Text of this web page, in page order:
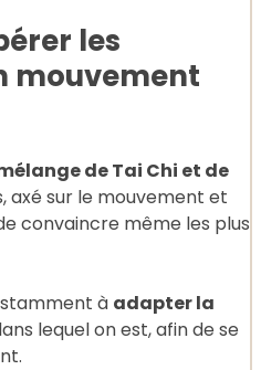
les
mouvement
de Tai Chi et de
axé sur le mouvement et
convaincre même les plus
à adapter la
lequel on est, afin de se